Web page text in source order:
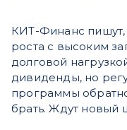
КИТ-Финанс пишут,
роста с высоким
долговой
дивиденды, но
программы
брать. Ждут новый